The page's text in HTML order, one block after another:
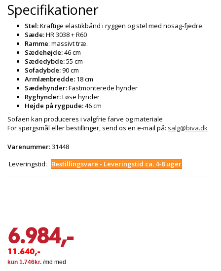
Specifikationer
Stel:Kraftige elastikbånd i ryggen og stel med nosag-fjedre.
Sæde:HR 3038 + R60
Ramme: massivt træ.
Sædehøjde:46 cm
Sædedybde:55 cm
Sofadybde:90 cm
Armlænbredde: 18 cm
Sædehynder:Fastmonterede hynder
Ryghynder:Løse hynder
Højde på rygpude:46 cm
Sofaen kan produceres i valgfrie farve og materiale
For spørgsmål eller bestillinger, send os en e-mail på: salg@biva.dk
Varenummer:31448
Leveringstid:
Bestillingsvare - Leveringstid ca. 4-8 uger
6.984,-
11.640,-